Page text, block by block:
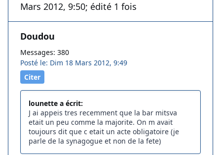
Mars 2012, 9:50; édité 1 fois
Doudou
Messages: 380
Posté le: Dim 18 Mars 2012, 9:49
Citer
lounette a écrit:
J ai appeis tres recemment que la bar mitsva
etait un peu comme la majorite. On m avait
toujours dit que c etait un acte obligatoire (je
parle de la synagogue et non de la fete)